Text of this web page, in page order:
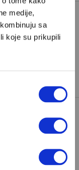
medije,
sa
koje su prikupili
LOAF